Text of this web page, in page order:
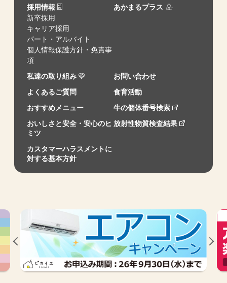
採用情報
新卒採用
キャリア採用
パート・アルバイト
個人情報保護方針・免責事
項
あかまるプラス
私達の取り組み
お問い合わせ
よくあるご質問
食育活動
おすすめメニュー
牛の個体番号検索
おいしさと安全・安心のヒ
ミツ
放射性物質検査結果
カスタマーハラスメントに
対する基本方針